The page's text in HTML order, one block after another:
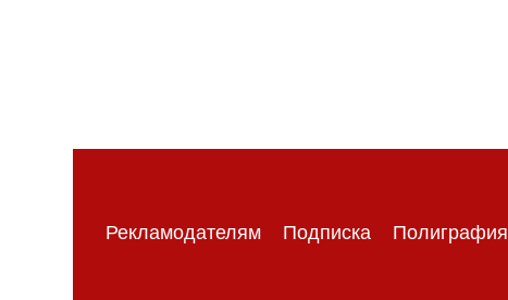
Рекламодателям Подписка Полиграфия